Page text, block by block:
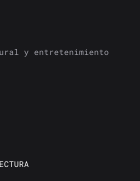
y entretenimiento